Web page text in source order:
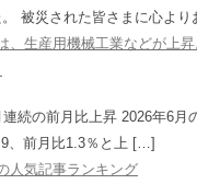
。 被災された皆さまに心よ
、生産用機械工業などが上
続の前月比上昇 2026年6月
、前月比1.3％と上 […]
人気記事ランキング